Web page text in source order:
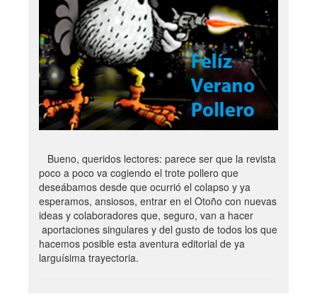
Bueno, queridos lectores: parece ser que la revista
poco a poco va cogiendo el trote pollero que
deseábamos desde que ocurrió el colapso y ya
esperamos, ansiosos, entrar en el Otoño con nuevas
ideas y colaboradores que, seguro, van a hacer
aportaciones singulares y del gusto de todos los que
hacemos posible esta aventura editorial de ya
larguísima trayectoria.